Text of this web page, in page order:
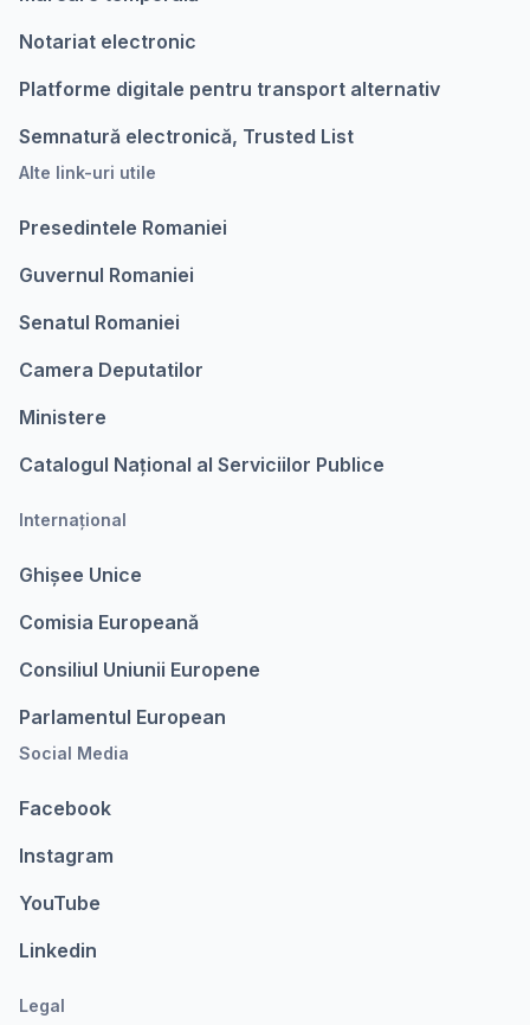
Notariat electronic
Platforme digitale pentru transport alternativ
Semnatură electronică, Trusted List
Alte link-uri utile
Presedintele Romaniei
Guvernul Romaniei
Senatul Romaniei
Camera Deputatilor
Ministere
Catalogul Național al Serviciilor Publice
Internațional
Ghișee Unice
Comisia Europeanǎ
Consiliul Uniunii Europene
Parlamentul European
Social Media
Facebook
Instagram
YouTube
Linkedin
Legal